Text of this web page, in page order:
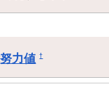
努力値 †